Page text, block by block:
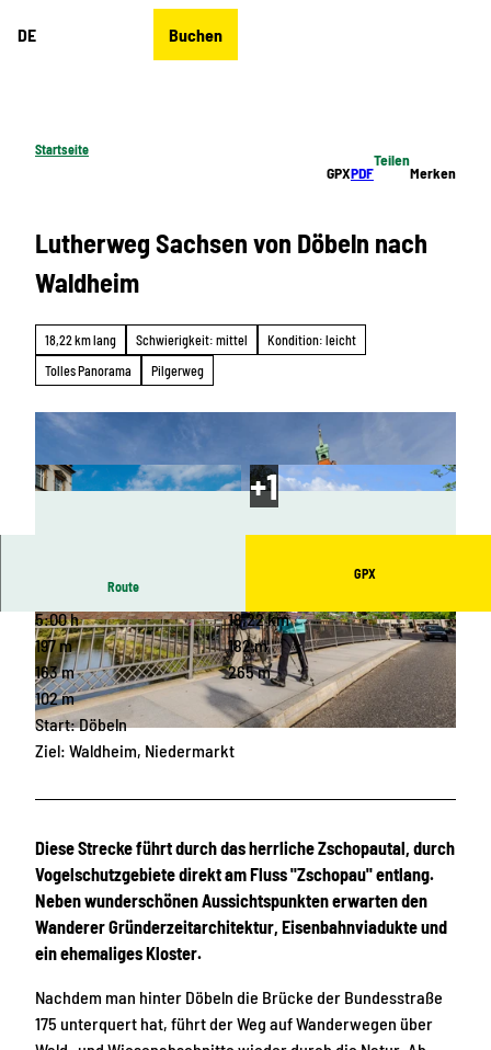
DE Buchen
Startseite
GPXPDF
Teilen
Merken
Lutherweg Sachsen von Döbeln nach
Waldheim
18,22 km lang Schwierigkeit: mittel
Kondition: leicht
Tolles Panorama
Pilgerweg
© Wolfgang Siesing, LEIPZIG REGION © Andreas Schmidt, LEIPZIG REGION
Route
GPX
5:00 h
18,22 km
197 m
182 m
163 m
265 m
102 m
Start: Döbeln
Ziel: Waldheim, Niedermarkt
Diese Strecke führt durch das herrliche Zschopautal, durch
Vogelschutzgebiete direkt am Fluss "Zschopau" entlang.
Neben wunderschönen Aussichtspunkten erwarten den
Wanderer Gründerzeitarchitektur, Eisenbahnviadukte und
ein ehemaliges Kloster.
Nachdem man hinter Döbeln die Brücke der Bundesstraße
175 unterquert hat, führt der Weg auf Wanderwegen über